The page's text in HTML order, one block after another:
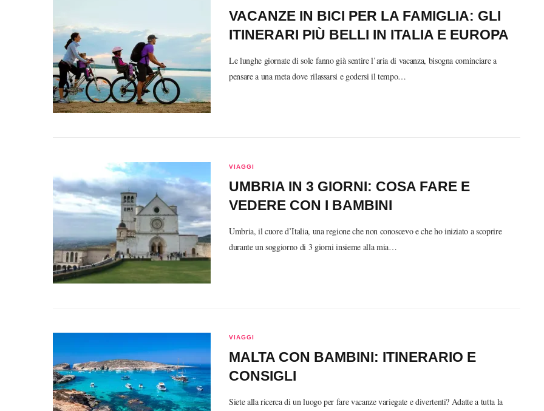
VACANZE IN BICI PER LA FAMIGLIA: GLI
ITINERARI PIÙ BELLI IN ITALIA E EUROPA
Le lunghe giornate di sole fanno già sentire l’aria di vacanza, bisogna cominciare a
pensare a una meta dove rilassarsi e godersi il tempo…
VIAGGI
UMBRIA IN 3 GIORNI: COSA FARE E
VEDERE CON I BAMBINI
Umbria, il cuore d’Italia, una regione che non conoscevo e che ho iniziato a scoprire
durante un soggiorno di 3 giorni insieme alla mia…
VIAGGI
MALTA CON BAMBINI: ITINERARIO E
CONSIGLI
Siete alla ricerca di un luogo per fare vacanze variegate e divertenti? Adatte a tutta la